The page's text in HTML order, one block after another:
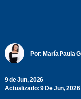
Por: María Paula
9 de Jun, 2026
Actualizado: 9 De Jun, 2026